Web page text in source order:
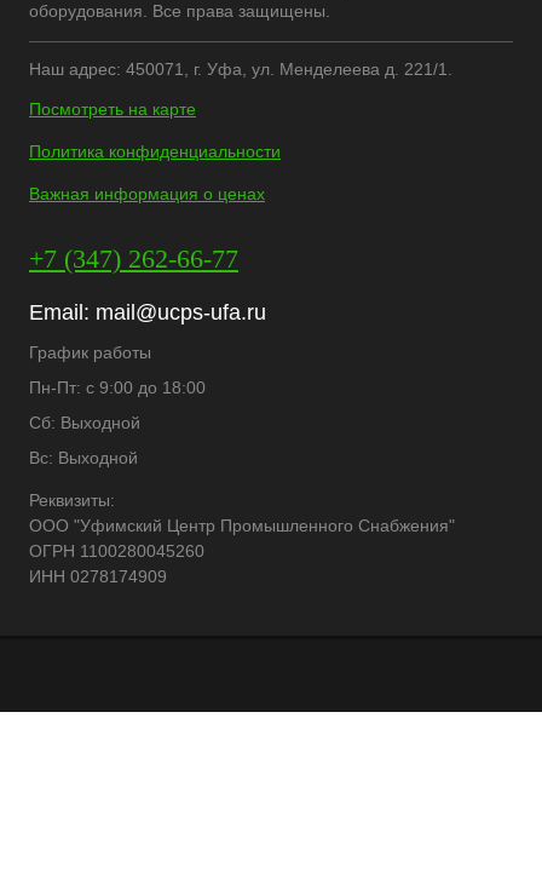
оборудования. Все права защищены.
Наш адрес: 450071, г. Уфа, ул. Менделеева д. 221/1.
Посмотреть на карте
Политика конфиденциальности
Важная информация о ценах
+7 (347) 262-66-77
Email: mail@ucps-ufa.ru
График работы
Пн-Пт: с 9:00 до 18:00
Сб: Выходной
Вс: Выходной
Реквизиты:
ООО "Уфимский Центр Промышленного Снабжения"
ОГРН 1100280045260
ИНН 0278174909